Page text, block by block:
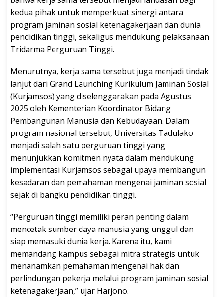
kedua pihak untuk memperkuat sinergi antara
program jaminan sosial ketenagakerjaan dan dunia
pendidikan tinggi, sekaligus mendukung pelaksanaan
Tridarma Perguruan Tinggi.
Menurutnya, kerja sama tersebut juga menjadi tindak
lanjut dari Grand Launching Kurikulum Jaminan Sosial
(Kurjamsos) yang diselenggarakan pada Agustus
2025 oleh Kementerian Koordinator Bidang
Pembangunan Manusia dan Kebudayaan. Dalam
program nasional tersebut, Universitas Tadulako
menjadi salah satu perguruan tinggi yang
menunjukkan komitmen nyata dalam mendukung
implementasi Kurjamsos sebagai upaya membangun
kesadaran dan pemahaman mengenai jaminan sosial
sejak di bangku pendidikan tinggi.
“Perguruan tinggi memiliki peran penting dalam
mencetak sumber daya manusia yang unggul dan
siap memasuki dunia kerja. Karena itu, kami
memandang kampus sebagai mitra strategis untuk
menanamkan pemahaman mengenai hak dan
perlindungan pekerja melalui program jaminan sosial
ketenagakerjaan,” ujar Harjono.